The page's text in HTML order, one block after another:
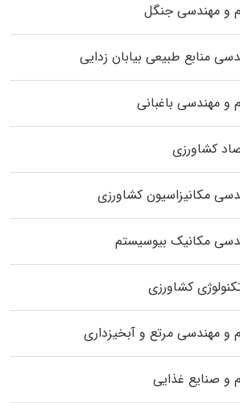
و مهندسی جنگل
منابع طبیعی بیابان زدایی
و مهندسی باغبانی
کشاورزی
مکانیزاسیون کشاورزی
مکانیک بیوسیستم
کشاورزی
و مهندسی مرتع و آبخیزداری
و صنایع غذایی